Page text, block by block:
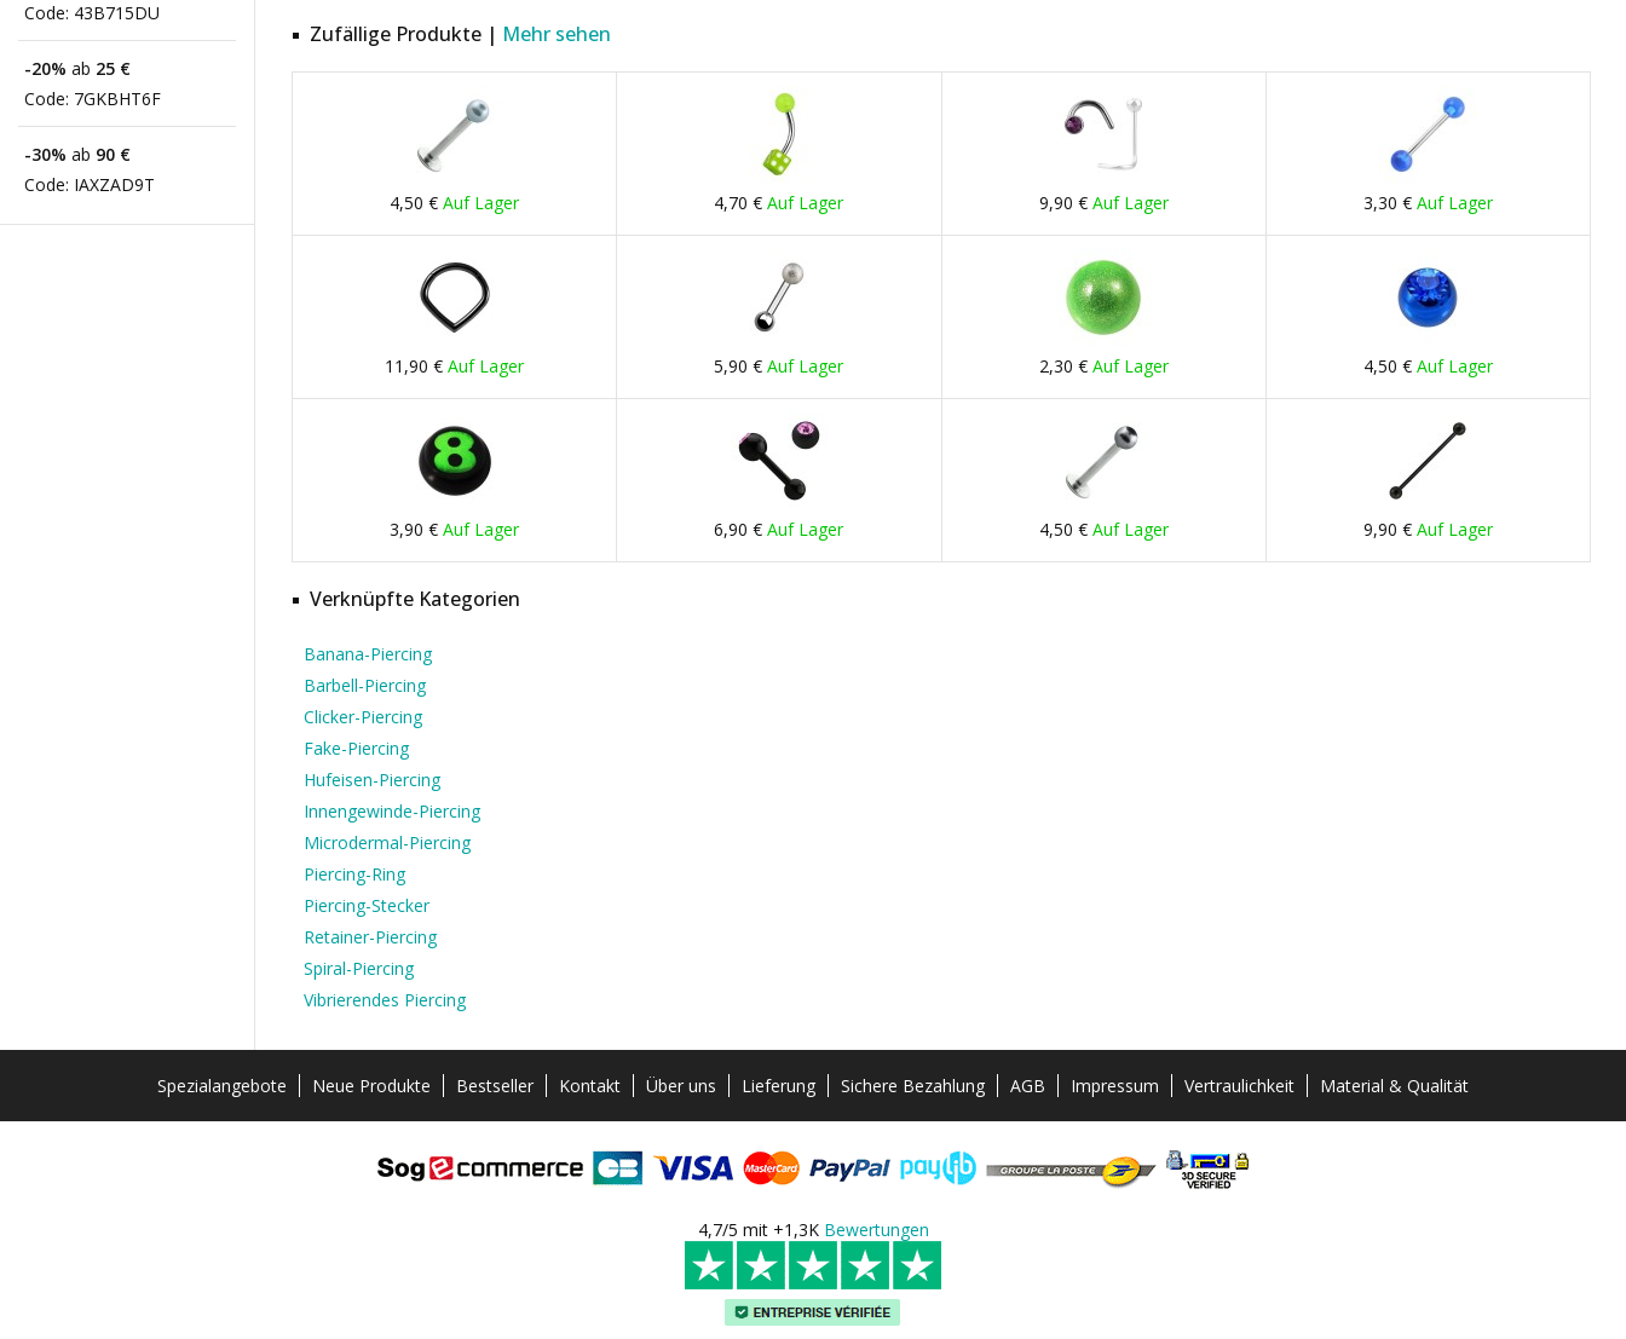
Code: 43B715DU
-20% ab 25 €
Code: 7GKBHT6F
-30% ab 90 €
Code: IAXZAD9T
Zufällige Produkte | Mehr sehen
4,50 €Auf Lager 4,70 €Auf Lager 9,90 € Auf Lager 3,30 € Auf Lager
11,90 €Auf Lager 5,90 €Auf Lager 2,30 € Auf Lager 4,50 € Auf Lager
3,90 €Auf Lager 6,90 €Auf Lager 4,50 € Auf Lager 9,90 € Auf Lager
Verknüpfte Kategorien
Banana-Piercing
Barbell-Piercing
Clicker-Piercing
Fake-Piercing
Hufeisen-Piercing
Innengewinde-Piercing
Microdermal-Piercing
Piercing-Ring
Piercing-Stecker
Retainer-Piercing
Spiral-Piercing
Vibrierendes Piercing
Spezialangebote Neue Produkte Bestseller Kontakt Über uns Lieferung Sichere Bezahlung AGB Impressum Vertraulichkeit Material & Qualität
4,7/5 mit +1,3K Bewertungen